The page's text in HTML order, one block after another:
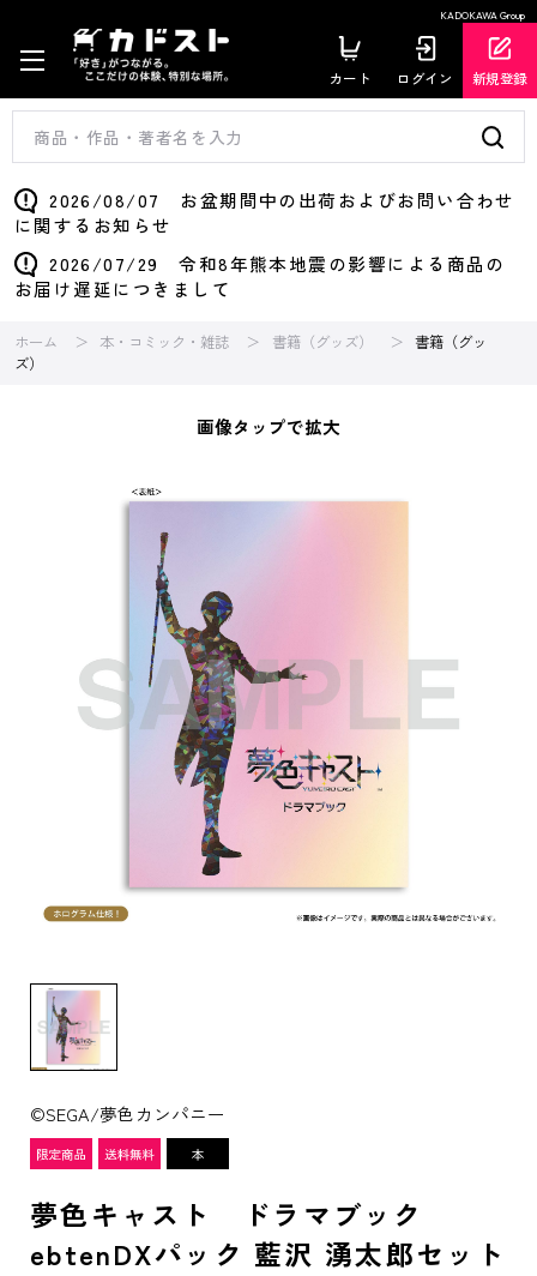
KADOKAWA Group
カート ログイン 新規登録
2026/08/07 お盆期間中の出荷およびお問い合わせ
に関するお知らせ
2026/07/29 令和8年熊本地震の影響による商品の
お届け遅延につきまして
ホーム 本・コミック・雑誌 書籍（グッズ）
書籍（グッ
ズ）
画像タップで拡大
©SEGA/夢色カンパニー
夢色キャスト ドラマブック
ebtenDXパック 藍沢 湧太郎セット